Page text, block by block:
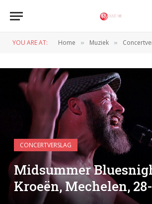
YOU ARE AT: Home » Muziek »
CONCERTVERSLAG
Midsummer
Kroeën, Mechelen,